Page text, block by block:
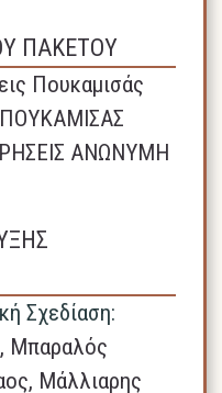
ΠΑΚΕΤΟΥ
Πουκαμισάς
ΑΝΩΝΥΜΗ
Σχεδίαση:
Μπαραλός
Μάλλιαρης